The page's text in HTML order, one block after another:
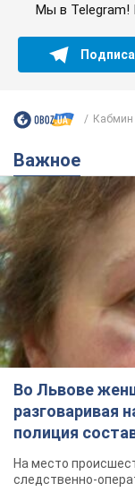
Мы в Telegram!
Кабмин
Важное
Во Львове
разговаривая
полиция
протокол.
На место
следственно-